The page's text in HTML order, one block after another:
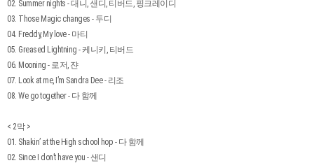
02. Summer nights - 대니, 샌디, 티버드, 핑크레이디
03. Those Magic changes - 두디
04. Freddy, My love - 마티
05. Greased Lightning - 케니키, 티버드
06. Mooning - 로저, 쟌
07. Look at me, I’m Sandra Dee - 리조
08. We go together - 다 함께
< 2막 >
01. Shakin’ at the High school hop - 다 함께
02. Since I don’t have you - 샌디